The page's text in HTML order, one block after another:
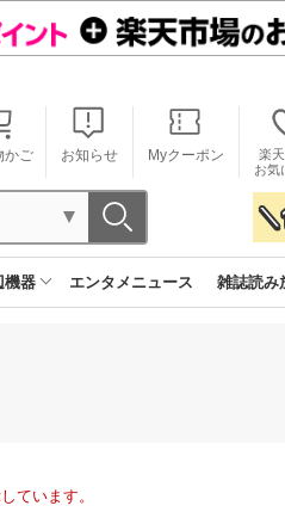
かご お知らせ Myクーポン
楽
お気
機器 エンタメニュース 雑誌読み
ています。